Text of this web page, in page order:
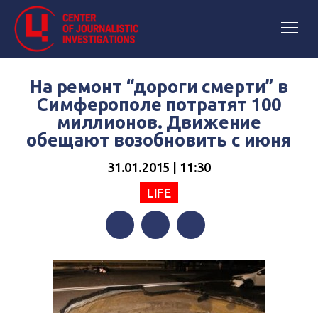
На ремонт “дороги смерти” в
Симферополе потратят 100
миллионов. Движение
обещают возобновить с июня
31.01.2015 | 11:30
LIFE